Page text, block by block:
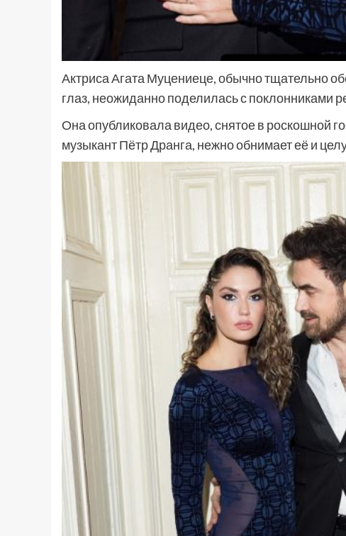
Актриса Агата Муцениеце, обычно тщательно
глаз, неожиданно поделилась с поклонниками
Она опубликовала видео, снятое в роскошной
музыкант Пётр Дранга, нежно обнимает её и